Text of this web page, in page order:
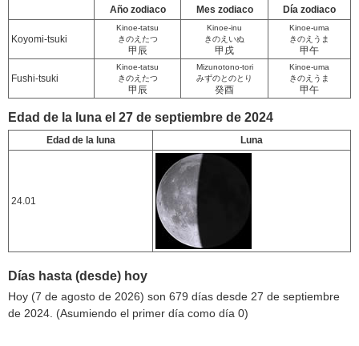
Año zodiaco Mes zodiaco Día zodiaco
Koyomi-tsuki
Kinoe-tatsu
きのえたつ
甲辰
Kinoe-inu
きのえいぬ
甲戌
Kinoe-uma
きのえうま
甲午
Fushi-tsuki
Kinoe-tatsu
きのえたつ
甲辰
Mizunotono-tori
みずのとのとり
癸酉
Kinoe-uma
きのえうま
甲午
Edad de la luna el 27 de septiembre de 2024
Edad de la luna Luna
24.01
Días hasta (desde) hoy
Hoy (7 de agosto de 2026) son 679 días desde 27 de septiembre
de 2024. (Asumiendo el primer día como día 0)